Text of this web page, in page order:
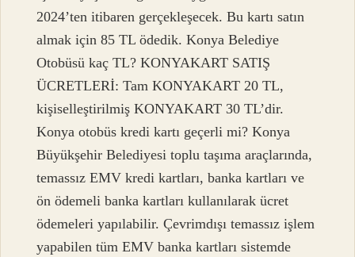
2024’ten itibaren gerçekleşecek. Bu kartı satın
almak için 85 TL ödedik. Konya Belediye
Otobüsü kaç TL? KONYAKART SATIŞ
ÜCRETLERİ: Tam KONYAKART 20 TL,
kişiselleştirilmiş KONYAKART 30 TL’dir.
Konya otobüs kredi kartı geçerli mi? Konya
Büyükşehir Belediyesi toplu taşıma araçlarında,
temassız EMV kredi kartları, banka kartları ve
ön ödemeli banka kartları kullanılarak ücret
ödemeleri yapılabilir. Çevrimdışı temassız işlem
yapabilen tüm EMV banka kartları sistemde